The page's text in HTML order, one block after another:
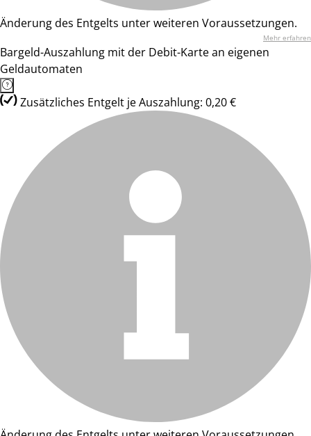
Änderung des Entgelts unter weiteren Voraussetzungen.
Mehr erfahren
Bargeld-Auszahlung mit der Debit-Karte an eigenen
Geldautomaten
Zusätzliches Entgelt je Auszahlung: 0,20 €